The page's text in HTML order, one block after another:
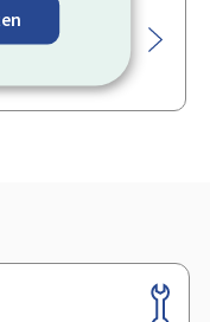
Unfalls
dem 1.